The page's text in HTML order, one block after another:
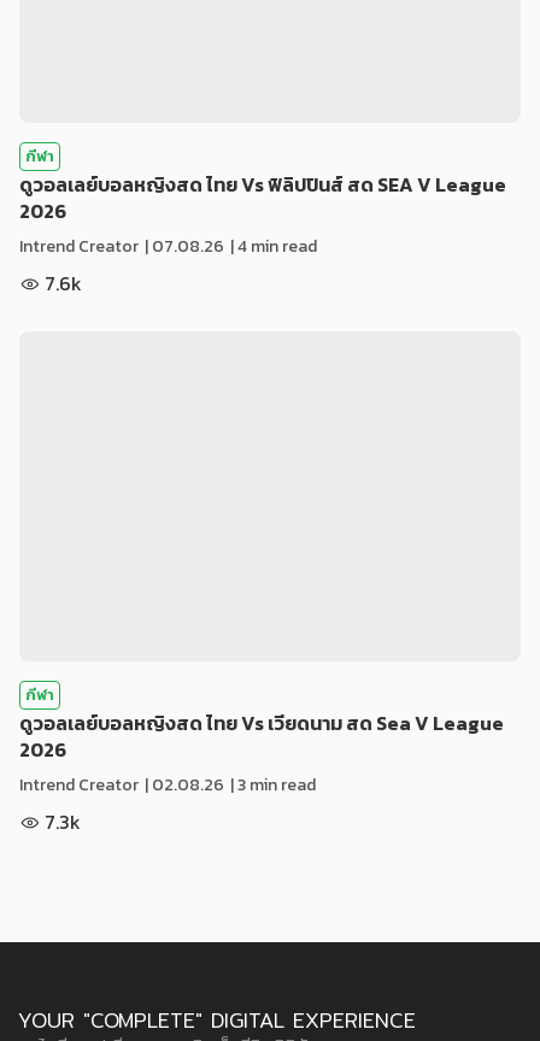
กีฬา
ดูวอลเลย์บอลหญิงสด ไทย Vs ฟิลิปปินส์ สด SEA V League
2026
Intrend Creator |07.08.26 | 4 min read
7.6k
กีฬา
ดูวอลเลย์บอลหญิงสด ไทย Vs เวียดนาม สด Sea V League
2026
Intrend Creator |02.08.26 | 3 min read
7.3k
YOUR "COMPLETE" DIGITAL EXPERIENCE